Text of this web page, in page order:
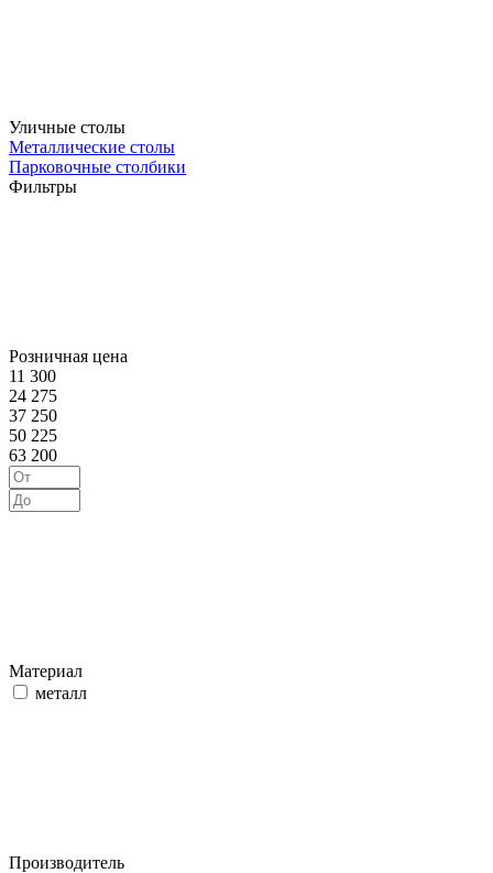
Уличные столы
Металлические столы
Парковочные столбики
Фильтры
Розничная цена
11 300
24 275
37 250
50 225
63 200
Материал
металл
Производитель